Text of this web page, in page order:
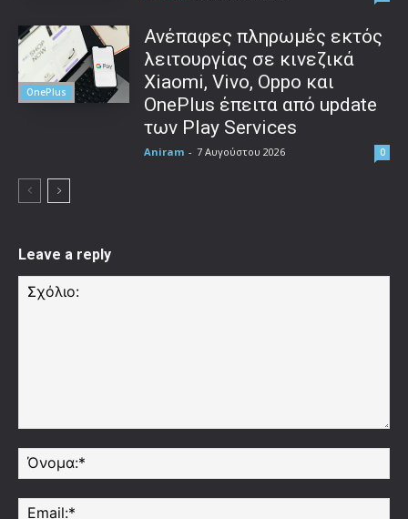
OnePlus
Ανέπαφες πληρωμές εκτός
λειτουργίας σε κινεζικά
Xiaomi, Vivo, Oppo και
OnePlus έπειτα από update
των Play Services
Aniram - 7 Αυγούστου 2026 0
Leave a reply